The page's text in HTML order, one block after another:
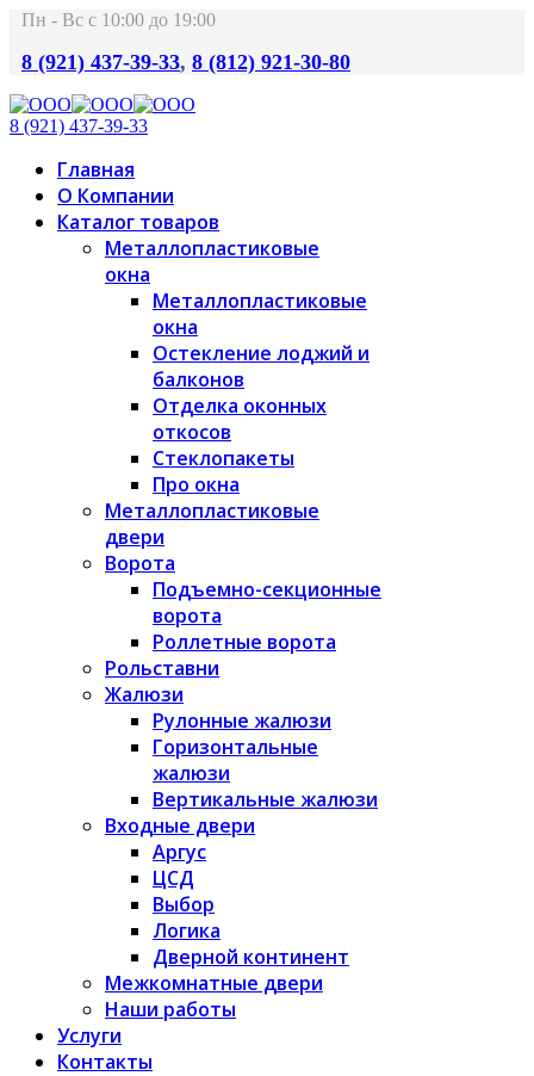
Пн - Вс с 10:00 до 19:00
8 (921) 437-39-33, 8 (812) 921-30-80
8 (921) 437-39-33
Главная
О Компании
Каталог товаров
Металлопластиковые
окна
Металлопластиковые
окна
Остекление лоджий и
балконов
Отделка оконных
откосов
Стеклопакеты
Про окна
Металлопластиковые
двери
Ворота
Подъемно-секционные
ворота
Роллетные ворота
Рольставни
Жалюзи
Рулонные жалюзи
Горизонтальные
жалюзи
Вертикальные жалюзи
Входные двери
Аргус
ЦСД
Выбор
Логика
Дверной континент
Межкомнатные двери
Наши работы
Услуги
Контакты